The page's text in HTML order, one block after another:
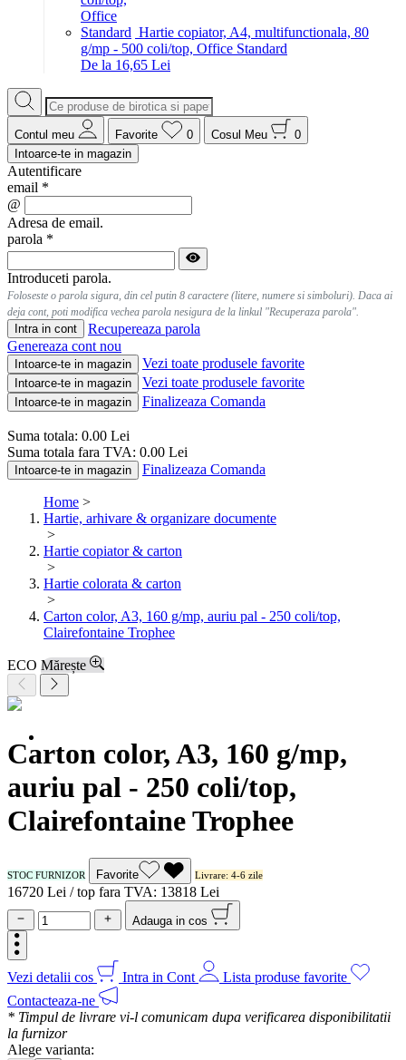
Hartie copiator, A4, multifunctionala, 80
g/mp - 500 coli/top, Office Standard
De la 16,65 Lei
Contul meu Favorite 0 Cosul Meu
0
Intoarce-te in magazin
Autentificare
email *
@
Adresa de email.
parola *
Introduceti parola.
Foloseste o parola sigura, din cel putin 8 caractere (litere, numere si simboluri). Daca ai
deja cont, poti modifica vechea parola nesigura de la linkul "Recuperaza parola".
Intra in cont
Recupereaza parola
Genereaza cont nou
Intoarce-te in magazin Vezi toate produsele favorite
Intoarce-te in magazin Vezi toate produsele favorite
Intoarce-te in magazin Finalizeaza Comanda
Suma totala: 0.00 Lei
Suma totala fara TVA: 0.00 Lei
Intoarce-te in magazin Finalizeaza Comanda
Home >
Hartie, arhivare & organizare documente
>
Hartie copiator & carton
>
Hartie colorata & carton
>
Carton color, A3, 160 g/mp, auriu pal - 250 coli/top,
Clairefontaine Trophee
ECO Mărește
Carton color, A3, 160 g/mp,
auriu pal - 250 coli/top,
Clairefontaine Trophee
STOC FURNIZOR Favorite Livrare: 4-6 zile
16720 Lei / top fara TVA: 13818 Lei
Adauga in cos
Vezi detalii cos Intra in Cont
Lista produse favorite
Contacteaza-ne
* Timpul de livrare vi-l comunicam dupa verificarea disponibilitatii
la furnizor
Alege varianta: